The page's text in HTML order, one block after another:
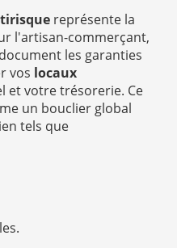
représente la
l'artisan-commerçant,
les garanties
vos locaux
et votre trésorerie. Ce
un bouclier global
tels que